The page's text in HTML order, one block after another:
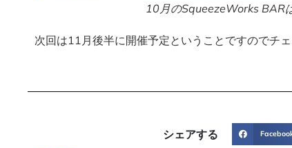
10月のSqueezeWorks BAR
次回は11月後半に開催予定ということですのでチェ
シェアする